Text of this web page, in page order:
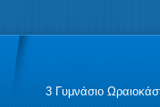
3 Γυμνάσιο